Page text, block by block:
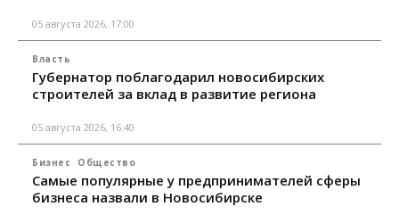
05 августа 2026, 17:00
Власть
Губернатор поблагодарил новосибирских
строителей за вклад в развитие региона
05 августа 2026, 16:40
Бизнес Общество
Самые популярные у предпринимателей сферы
бизнеса назвали в Новосибирске